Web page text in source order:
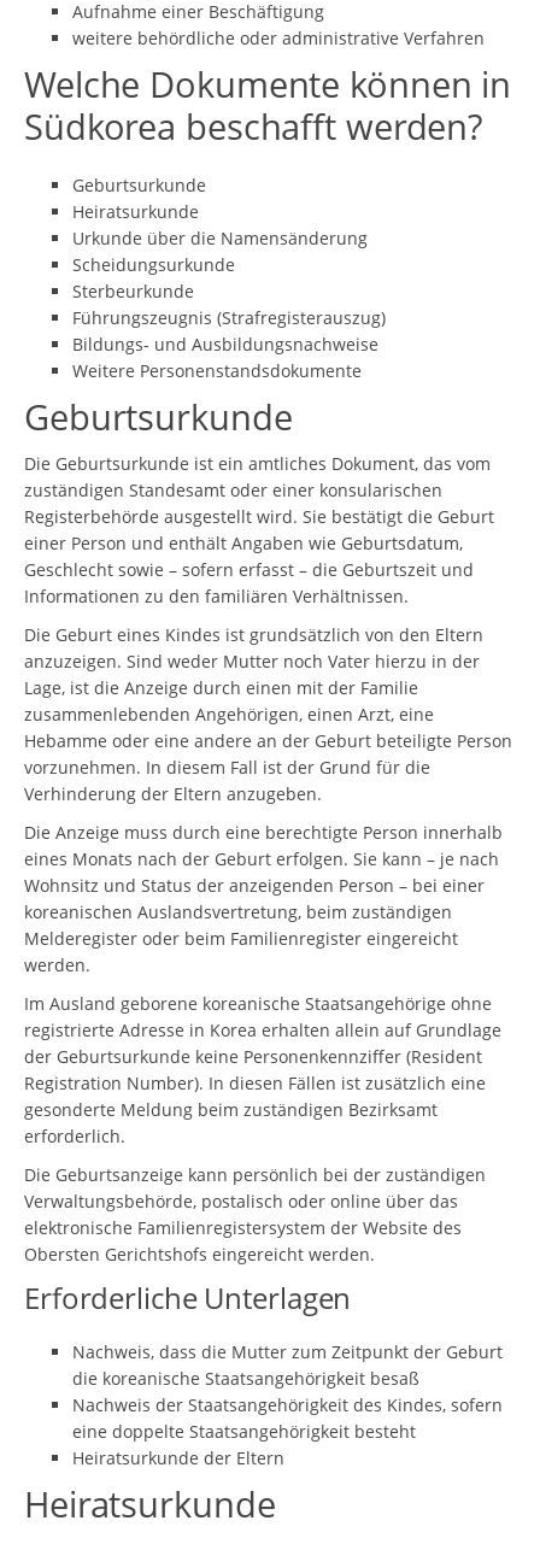
Aufnahme einer Beschäftigung
weitere behördliche oder administrative Verfahren
Welche Dokumente können in
Südkorea beschafft werden?
Geburtsurkunde
Heiratsurkunde
Urkunde über die Namensänderung
Scheidungsurkunde
Sterbeurkunde
Führungszeugnis (Strafregisterauszug)
Bildungs- und Ausbildungsnachweise
Weitere Personenstandsdokumente
Geburtsurkunde
Die Geburtsurkunde ist ein amtliches Dokument, das vom
zuständigen Standesamt oder einer konsularischen
Registerbehörde ausgestellt wird. Sie bestätigt die Geburt
einer Person und enthält Angaben wie Geburtsdatum,
Geschlecht sowie – sofern erfasst – die Geburtszeit und
Informationen zu den familiären Verhältnissen.
Die Geburt eines Kindes ist grundsätzlich von den Eltern
anzuzeigen. Sind weder Mutter noch Vater hierzu in der
Lage, ist die Anzeige durch einen mit der Familie
zusammenlebenden Angehörigen, einen Arzt, eine
Hebamme oder eine andere an der Geburt beteiligte Person
vorzunehmen. In diesem Fall ist der Grund für die
Verhinderung der Eltern anzugeben.
Die Anzeige muss durch eine berechtigte Person innerhalb
eines Monats nach der Geburt erfolgen. Sie kann – je nach
Wohnsitz und Status der anzeigenden Person – bei einer
koreanischen Auslandsvertretung, beim zuständigen
Melderegister oder beim Familienregister eingereicht
werden.
Im Ausland geborene koreanische Staatsangehörige ohne
registrierte Adresse in Korea erhalten allein auf Grundlage
der Geburtsurkunde keine Personenkennziffer (Resident
Registration Number). In diesen Fällen ist zusätzlich eine
gesonderte Meldung beim zuständigen Bezirksamt
erforderlich.
Die Geburtsanzeige kann persönlich bei der zuständigen
Verwaltungsbehörde, postalisch oder online über das
elektronische Familienregistersystem der Website des
Obersten Gerichtshofs eingereicht werden.
Erforderliche Unterlagen
Nachweis, dass die Mutter zum Zeitpunkt der Geburt
die koreanische Staatsangehörigkeit besaß
Nachweis der Staatsangehörigkeit des Kindes, sofern
eine doppelte Staatsangehörigkeit besteht
Heiratsurkunde der Eltern
Heiratsurkunde